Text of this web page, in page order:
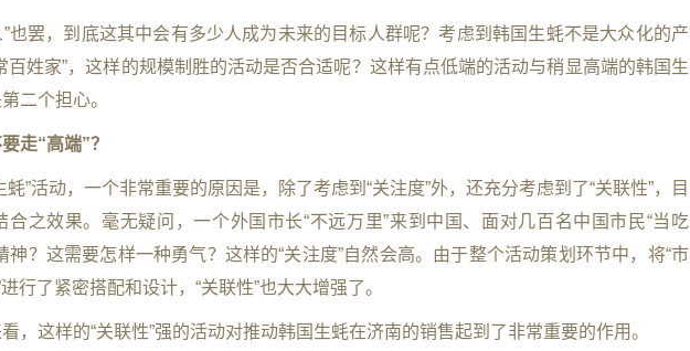
”也罢，到底这其中会有多少人成为未来的目标人群呢？考虑到韩国生蚝不是大众化的产
百姓家”，这样的规模制胜的活动是否合适呢？这样有点低端的活动与稍显高端的韩国生
二个担心。
走“高端”？
”活动，一个非常重要的原因是，除了考虑到“关注度”外，还充分考虑到了“关联性”，目
合之效果。毫无疑问，一个外国市长“不远万里”来到中国、面对几百名中国市民“当吃
神？这需要怎样一种勇气？这样的“关注度”自然会高。由于整个活动策划环节中，将“市
行了紧密搭配和设计，“关联性”也大大增强了。
，这样的“关联性”强的活动对推动韩国生蚝在济南的销售起到了非常重要的作用。